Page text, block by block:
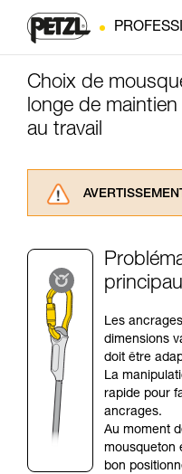
Choix de
longe de
au travail
consulter. Vous
informations de
d’informations.
Maîtriser ces
formation et un
avec un
la manipulation,
de la reproduire
Nous donnons
liées à votre
que nous ne
Les
dimensions
doit être
La
rapide pour
ancrages.
Au moment
mousqueton
bon